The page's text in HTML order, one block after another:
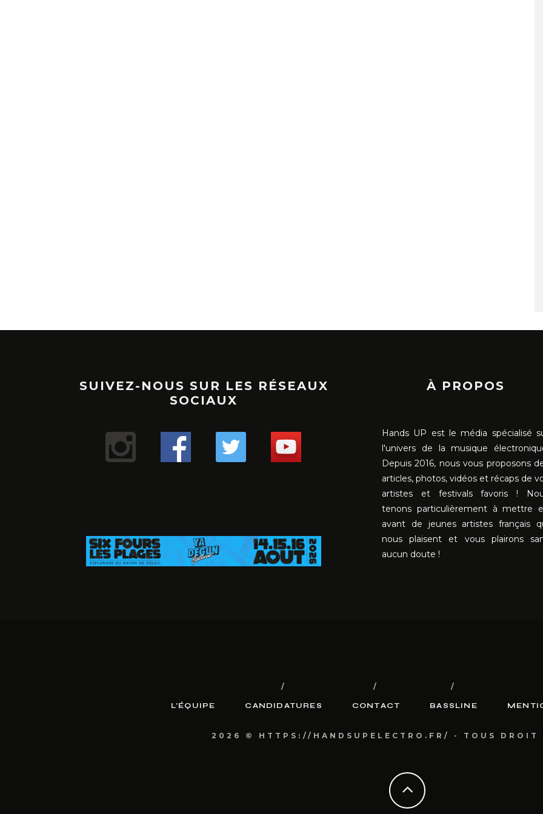
SUIVEZ-NOUS SUR LES RÉSEAUX
SOCIAUX
À PROPOS
Hands UP est le média spécialisé
l'univers de la musique
Depuis 2016, nous vous proposons
articles, photos, vidéos et récaps de
artistes et festivals favoris !
tenons particulièrement à mettre
avant de jeunes artistes français
nous plaisent et vous plairons
aucun doute !
L’ÉQUIPE CANDIDATURES CONTACT BASSLINE
2026 © HTTPS://HANDSUPELECTRO.FR/ - TOUS DROIT